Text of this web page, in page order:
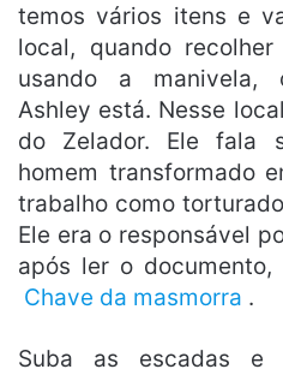
temos vários itens e
local, quando
usando a manivela,
Ashley está. Nesse
do Zelador. Ele fala
homem transformado
trabalho como
Ele era o responsável
após ler o
Chave da masmorra .
Suba as escadas e